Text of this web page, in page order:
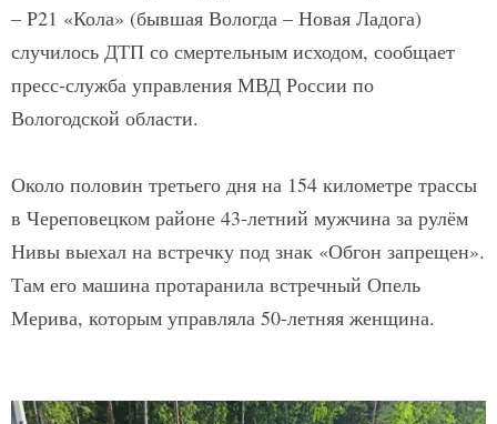
– Р21 «Кола» (бывшая Вологда – Новая Ладога)
случилось ДТП со смертельным исходом, сообщает
пресс-служба управления МВД России по
Вологодской области.
Около половин третьего дня на 154 километре трассы
в Череповецком районе 43-летний мужчина за рулём
Нивы выехал на встречку под знак «Обгон запрещен».
Там его машина протаранила встречный Опель
Мерива, которым управляла 50-летняя женщина.